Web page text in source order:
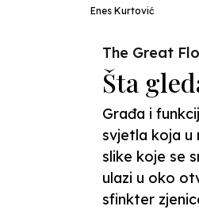
Enes Kurtović
The Great
Šta
Građa i
svjetla koja u
slike koje se
ulazi u oko
sfinkter